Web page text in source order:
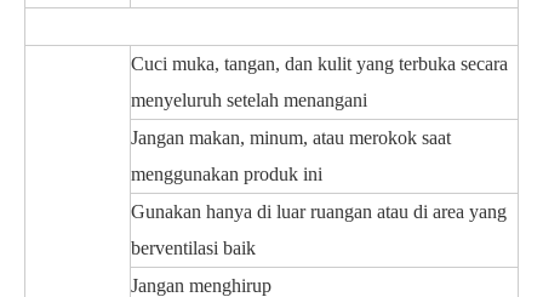
Cuci muka, tangan, dan kulit yang terbuka secara
menyeluruh setelah menangani
Jangan makan, minum, atau merokok saat
menggunakan produk ini
Gunakan hanya di luar ruangan atau di area yang
berventilasi baik
Jangan menghirup